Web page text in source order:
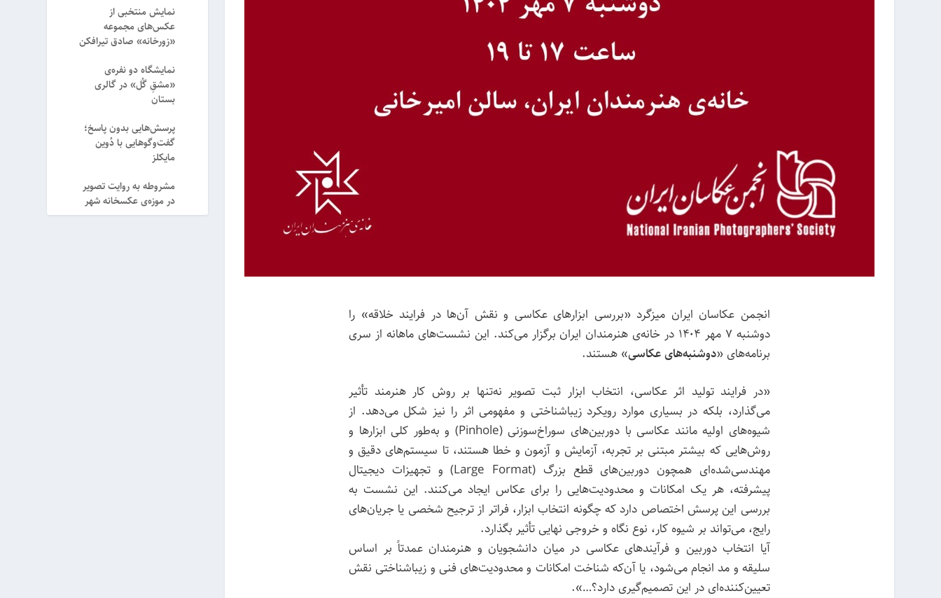
انجمن عکاسان ایران میزگرد «بررسی ابزارهای عکاسی و نقش آن‌ها در فرایند خلاقه» را
دوشنبه 7 مهر ۱۴۰۴ در خانه‌ی هنرمندان ایران برگزار می‌کند. این نشست‌های ماهانه از سری
برنامه‌های «دوشنبه‌های عکاسی» هستند.
«در فرایند تولید اثر عکاسی، انتخاب ابزار ثبت تصویر نه‌تنها بر روش کار هنرمند تأثیر
می‌گذارد، بلکه در بسیاری موارد رویکرد زیباشناختی و مفهومی اثر را نیز شکل می‌دهد. از
شیوه‌های اولیه مانند عکاسی با دوربین‌های سوراخ‌سوزنی (Pinhole) و به‌طور کلی ابزارها و
روش‌هایی که بیشتر مبتنی بر تجربه، آزمایش و آزمون و خطا هستند، تا سیستم‌های دقیق و
مهندسی‌شده‌ای همچون دوربین‌های قطع بزرگ (Large Format) و تجهیزات دیجیتال
پیشرفته، هر یک امکانات و محدودیت‌هایی را برای عکاس ایجاد می‌کنند. این نشست به
بررسی این پرسش اختصاص دارد که چگونه انتخاب ابزار، فراتر از ترجیح شخصی یا جریان‌های
رایج، می‌تواند بر شیوه کار، نوع نگاه و خروجی نهایی تأثیر بگذارد.
آیا انتخاب دوربین و فرآیندهای عکاسی در میان دانشجویان و هنرمندان عمدتاً بر اساس
سلیقه و مد انجام می‌شود، یا آن‌که شناخت امکانات و محدودیت‌های فنی و زیباشناختی نقش
تعیین‌کننده‌ای در این تصمیم‌گیری دارد؟…».
نمایش منتخبی از
عکس‌های مجموعه
«زورخانه» صادق تیرافکن
نمایشگاه دو نفره‌ی
«مشقِ گُل» در گالری
بستان
پرسش‌هایی بدون پاسخ؛
گفت‌وگوهایی با دُوین
مایکلز
مشروطه به روایت تصویر
در موزه‌ی عکسخانه شهر